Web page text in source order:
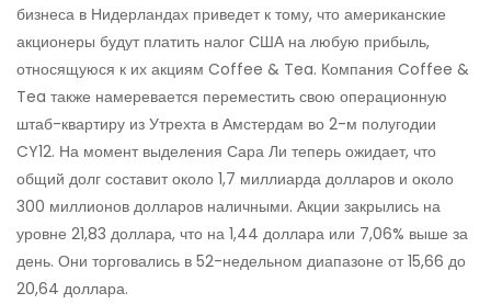
бизнеса в Нидерландах приведет к тому, что американские
акционеры будут платить налог США на любую прибыль,
относящуюся к их акциям Coffee & Tea. Компания Coffee &
Tea также намеревается переместить свою операционную
штаб-квартиру из Утрехта в Амстердам во 2-м полугодии
CY12. На момент выделения Сара Ли теперь ожидает, что
общий долг составит около 1,7 миллиарда долларов и около
300 миллионов долларов наличными. Акции закрылись на
уровне 21,83 доллара, что на 1,44 доллара или 7,06% выше за
день. Они торговались в 52-недельном диапазоне от 15,66 до
20,64 доллара.